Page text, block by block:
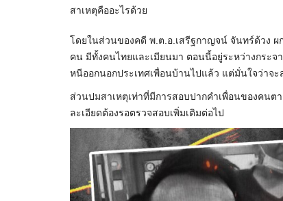
สาเหตุคืออะไรด้วย
โดยในส่วนของคดี พ.ต.อ.เสรีฐกาญจน์ จันทร์ด้วง ผ
คน มีทั้งคนไทยและเมียนมา ตอนนี้อยู่ระหว่างกระจ
หนีออกนอกประเทศเพื่อนบ้านไปแล้ว แต่มั่นใจว่าจะ
ส่วนปมสาเหตุเท่าที่มีการสอบปากคำเพื่อนของคนต
ละเอียดต้องรอตรวจสอบเพิ่มเติมต่อไป